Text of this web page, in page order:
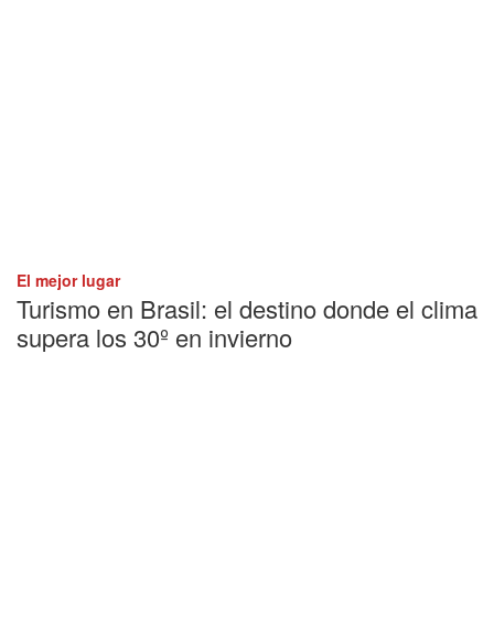
El mejor lugar
Turismo en Brasil: el destino donde el clima
supera los 30º en invierno